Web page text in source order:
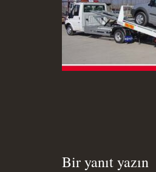
Bir yanıt yazın